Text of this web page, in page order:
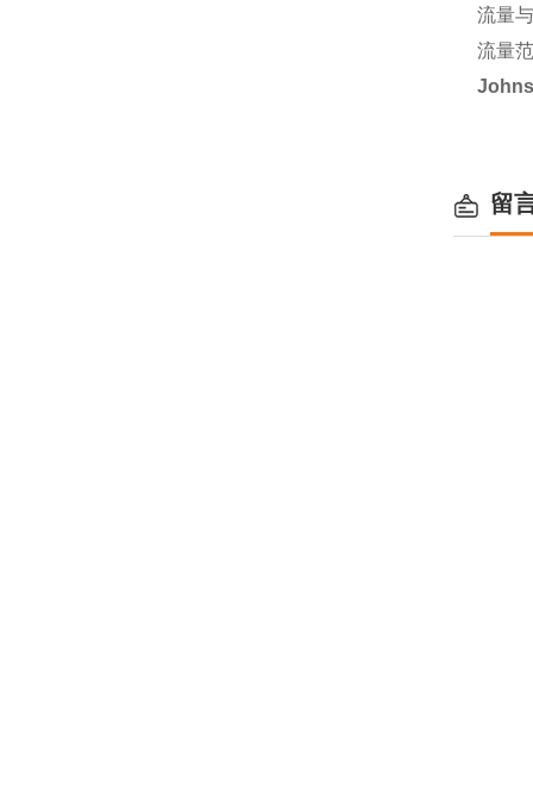
流量
流量
留